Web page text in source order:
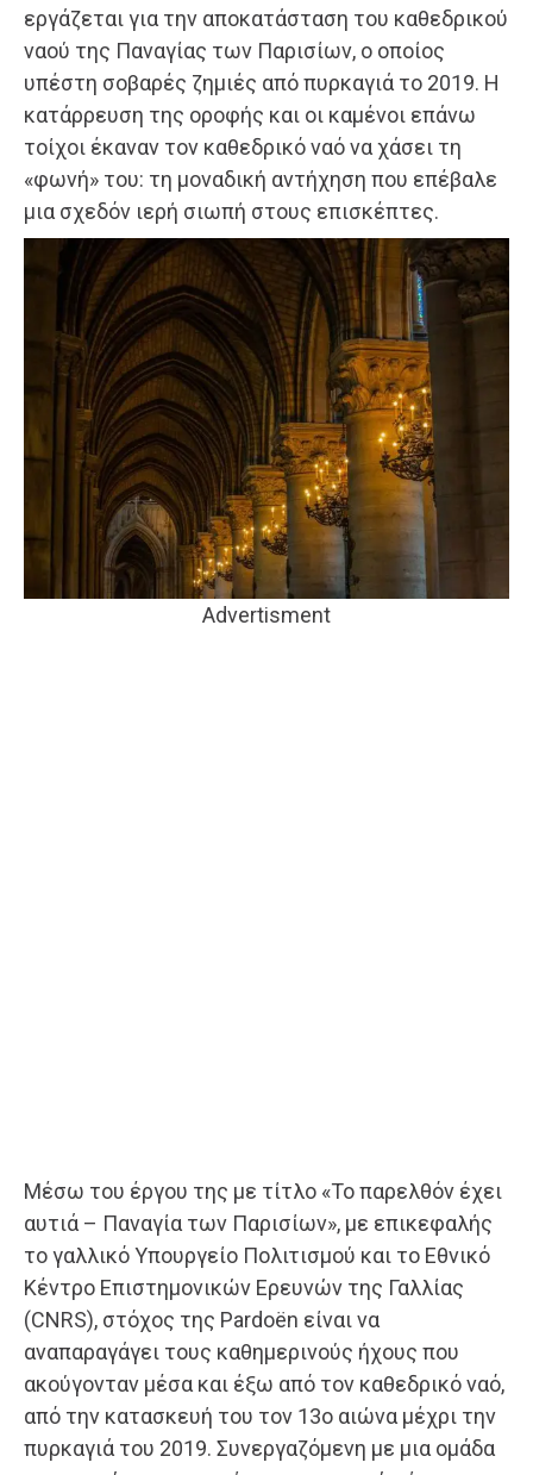
εργάζεται για την αποκατάσταση του καθεδρικού
ναού της Παναγίας των Παρισίων, ο οποίος
υπέστη σοβαρές ζημιές από πυρκαγιά το 2019. Η
κατάρρευση της οροφής και οι καμένοι επάνω
τοίχοι έκαναν τον καθεδρικό ναό να χάσει τη
«φωνή» του: τη μοναδική αντήχηση που επέβαλε
μια σχεδόν ιερή σιωπή στους επισκέπτες.
Advertisment
Μέσω του έργου της με τίτλο «Το παρελθόν έχει
αυτιά – Παναγία των Παρισίων», με επικεφαλής
το γαλλικό Υπουργείο Πολιτισμού και το Εθνικό
Κέντρο Επιστημονικών Ερευνών της Γαλλίας
(CNRS), στόχος της Pardoën είναι να
αναπαραγάγει τους καθημερινούς ήχους που
ακούγονταν μέσα και έξω από τον καθεδρικό ναό,
από την κατασκευή του τον 13ο αιώνα μέχρι την
πυρκαγιά του 2019. Συνεργαζόμενη με μια ομάδα